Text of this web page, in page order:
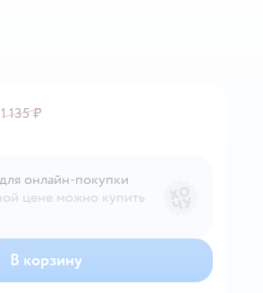
1 135 ₽
онлайн‑покупки
цене можно купить
В корзину